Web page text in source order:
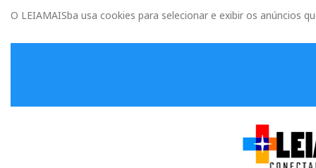
O LEIAMAISba usa cookies para selecionar e exibir os anúncios